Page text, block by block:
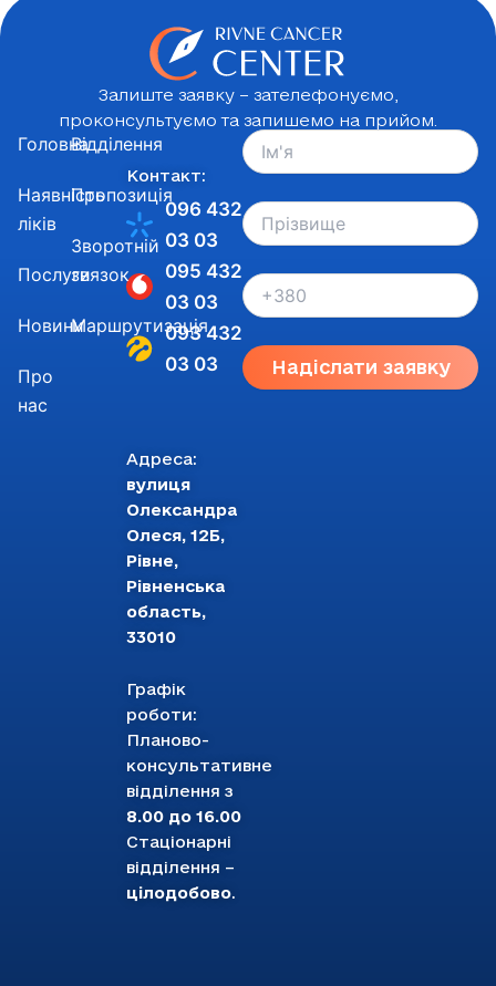
Залиште заявку – зателефонуємо,
проконсультуємо та запишемо на прийом.
Адреса:
вулиця
Олександра
Олеся, 12Б,
Рівне,
Рівненська
область,
33010
Графік
роботи:
Планово-
консультативне
відділення з
8.00 до 16.00
Стаціонарні
відділення –
цілодобово.
Контакт:
096 432
03 03
095 432
03 03
093 432
03 03
Головна
Наявність
ліків
Послуги
Новини
Про
нас
Відділення
Пропозиція
Зворотній
звязок
Маршрутизація
Надіслати заявку